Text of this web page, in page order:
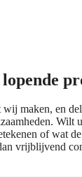
maken, en
Wilt
of wat
vrijblijvend